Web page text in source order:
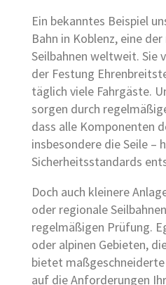
Ein bekanntes Beispiel
Bahn in Koblenz, eine
Seilbahnen weltweit. Sie
der Festung
täglich viele Fahrgäste.
sorgen durch
dass alle Komponenten
insbesondere die Seile –
Sicherheitsstandards
Doch auch kleinere
oder regionale
regelmäßigen Prüfung.
oder alpinen Gebieten,
bietet
auf die Anforderungen